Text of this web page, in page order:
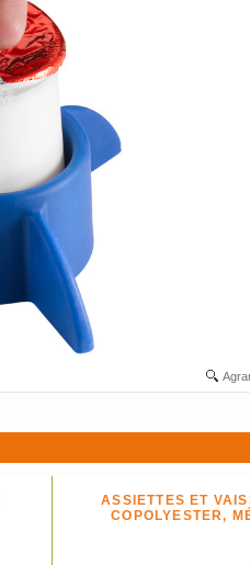
ASSIETTES ET
COPOLYESTER,